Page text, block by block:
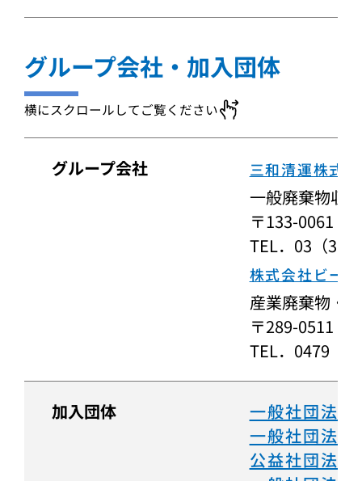
グループ会社・加入団体
横にスクロールしてご覧ください
グループ会社 三和清運株式
一般廃棄物収
〒133-0061
TEL．03（
株式会社ビー
産業廃棄物・
〒289-0511
TEL．0479（
加入団体
一般社団法
一般社団法
公益社団法